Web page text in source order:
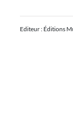
Editeur : Éditions